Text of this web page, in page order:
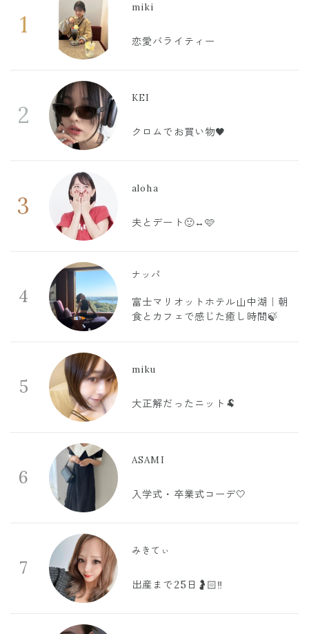
1
miki
恋愛バライティー
2
KEI
クロムでお買い物🖤
3
aloha
夫とデート🙂‍↔️🩷
4
ナッパ
富士マリオットホテル山中湖｜朝
食とカフェで感じた癒し時間🍃
5
miku
大正解だったニット🐏
6
ASAMI
入学式・卒業式コーデ🤍
7
みきてぃ
出産まで25日🤰🏻‼️